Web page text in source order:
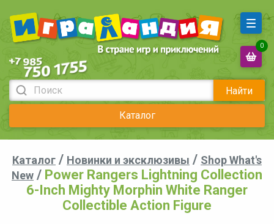
Найти
Каталог
0
Каталог / Новинки и эксклюзивы / Shop What's
New / Power Rangers Lightning Collection
6-Inch Mighty Morphin White Ranger
Collectible Action Figure